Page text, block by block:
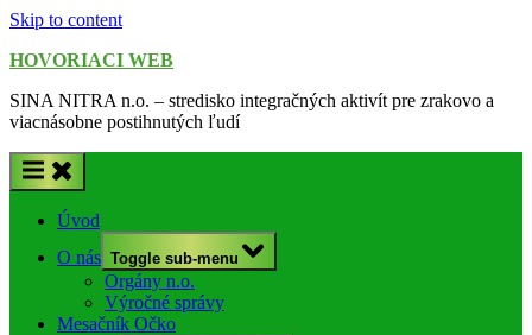
Skip to content
HOVORIACI WEB
SINA NITRA n.o. – stredisko integračných aktivít pre zrakovo a
viacnásobne postihnutých ľudí
Úvod
O nás Toggle sub-menu
Orgány n.o.
Výročné správy
Mesačník Očko